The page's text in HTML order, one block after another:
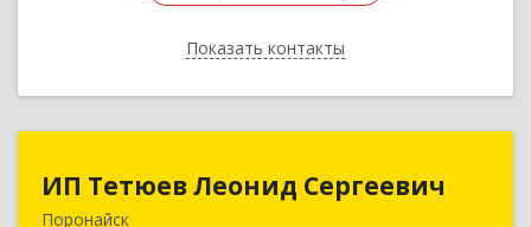
Показать контакты
Назад
ИП Тетюев Леонид Сергеевич
Поронайск